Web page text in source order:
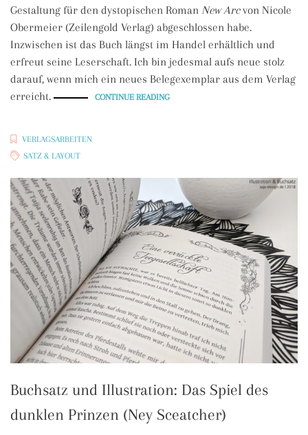
Gestaltung für den dystopischen Roman New Arcvon Nicole
Obermeier (Zeilengold Verlag) abgeschlossen habe.
Inzwischen ist das Buch längst im Handel erhältlich und
erfreut seine Leserschaft. Ich bin jedesmal aufs neue stolz
darauf, wenn mich ein neues Belegexemplar aus dem Verlag
erreicht.
CONTINUE READING„BUCHSATZ:
VERLAGSARBEITEN
SATZ & LAYOUT
Buchsatz und Illustration: Das Spiel des
dunklen Prinzen (Ney Sceatcher)